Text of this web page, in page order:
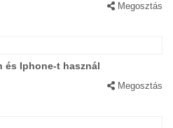
Megosztás
és Iphone-t használ
Megosztás